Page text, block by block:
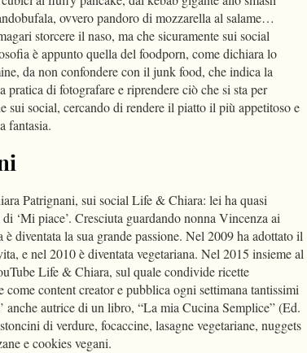
ovvero pandoro di mozzarella al salame…
storcere il naso, ma che sicuramente sui social
è appunto quella del foodporn, come dichiara lo
da non confondere con il junk food, che indica la
di fotografare e riprendere ciò che si sta per
sui social, cercando di rendere il piatto il più appetitoso e
fantasia.
Patrignani, sui social Life & Chiara: lei ha quasi
‘Mi piace’. Cresciuta guardando nonna Vincenza ai
diventata la sua grande passione. Nel 2009 ha adottato il
e nel 2010 è diventata vegetariana. Nel 2015 insieme al
Life & Chiara, sul quale condivide ricette
content creator e pubblica ogni settimana tantissimi
anche autrice di un libro, “La mia Cucina Semplice” (Ed.
di verdure, focaccine, lasagne vegetariane, nuggets
e cookies vegani.